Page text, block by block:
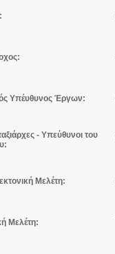
Υπέυθυνος Έργων:
- Υπεύθυνοι του
Μελέτη:
Μελέτη: